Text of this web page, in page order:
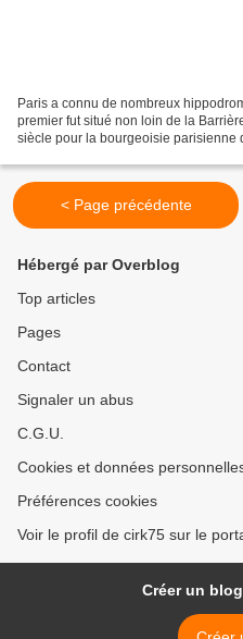
Paris a connu de nombreux
premier fut situé non loin de la
siècle pour la bourgeoisie parisienne
< Page précédente
Hébergé par Overblog
Top articles
Pages
Contact
Signaler un abus
C.G.U.
Cookies et données
Préférences cookies
Voir le profil de cirk75 sur le
Créer un